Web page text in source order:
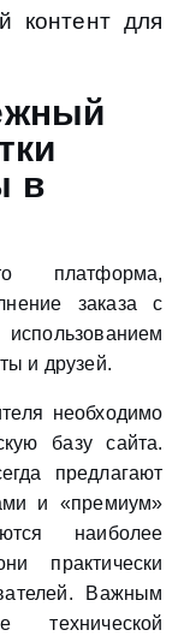
контент для
в
заказа с
и друзей.
необходимо
базу сайта.
предлагают
и «премиум»
наиболее
практически
Важным
технической